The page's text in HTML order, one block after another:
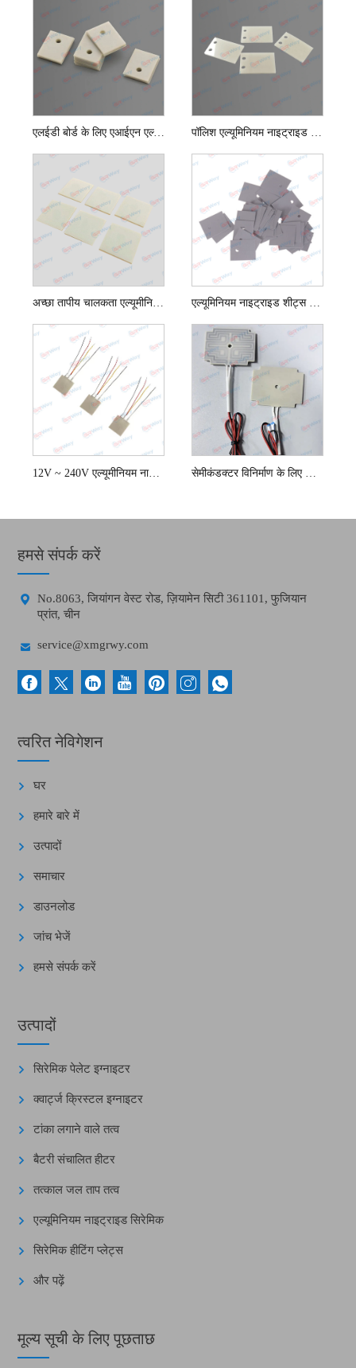
एलईडी बोर्ड के लिए एआईएन एल्यूमिनियम नाइट्राइड सिरेमिक सब्सट्रेट पॉलिश एल्यूमिनियम नाइट्राइड एएलएन सिरेमिक सब्सट्रेट
अच्छा तापीय चालकता एल्यूमीनियम नाइट्राइड प्लेट ऐन
12V ~ 240V एल्यूमीनियम नाइट्राइड सिरेमिक हीटर
हमसे संपर्क करें

No.8063, जियांगन वेस्ट रोड, ज़ियामेन सिटी 361101, फुजियान
प्रांत, चीन
 service@xmgrwy.com
त्वरित नेविगेशन
घर
हमारे बारे में
उत्पादों
समाचार
डाउनलोड
जांच भेजें
हमसे संपर्क करें
उत्पादों
सिरेमिक पेलेट इग्नाइटर
क्वार्ट्ज क्रिस्टल इग्नाइटर
टांका लगाने वाले तत्व
बैटरी संचालित हीटर
तत्काल जल ताप तत्व
एल्यूमिनियम नाइट्राइड सिरेमिक
सिरेमिक हीटिंग प्लेट्स
और पढ़ें
मूल्य सूची के लिए पूछताछ